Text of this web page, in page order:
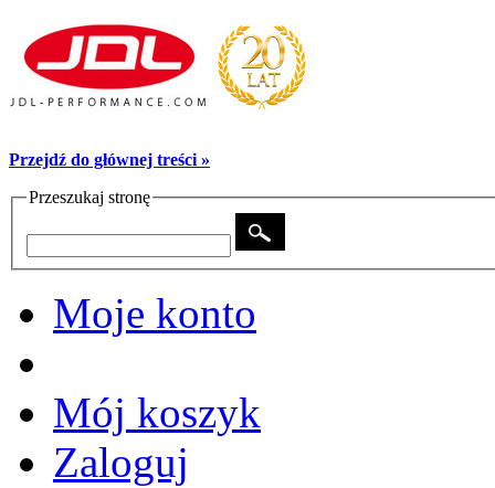
Przejdź do głównej treści »
Przeszukaj stronę
Moje konto
Mój koszyk
Zaloguj